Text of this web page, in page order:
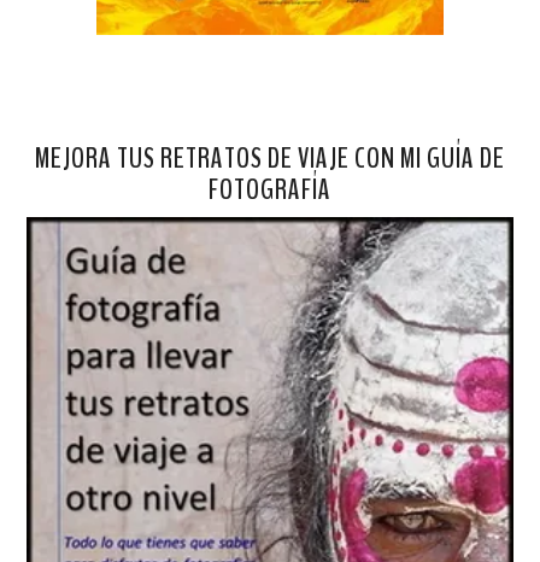
MEJORA TUS RETRATOS DE VIAJE CON MI GUÍA DE
FOTOGRAFÍA